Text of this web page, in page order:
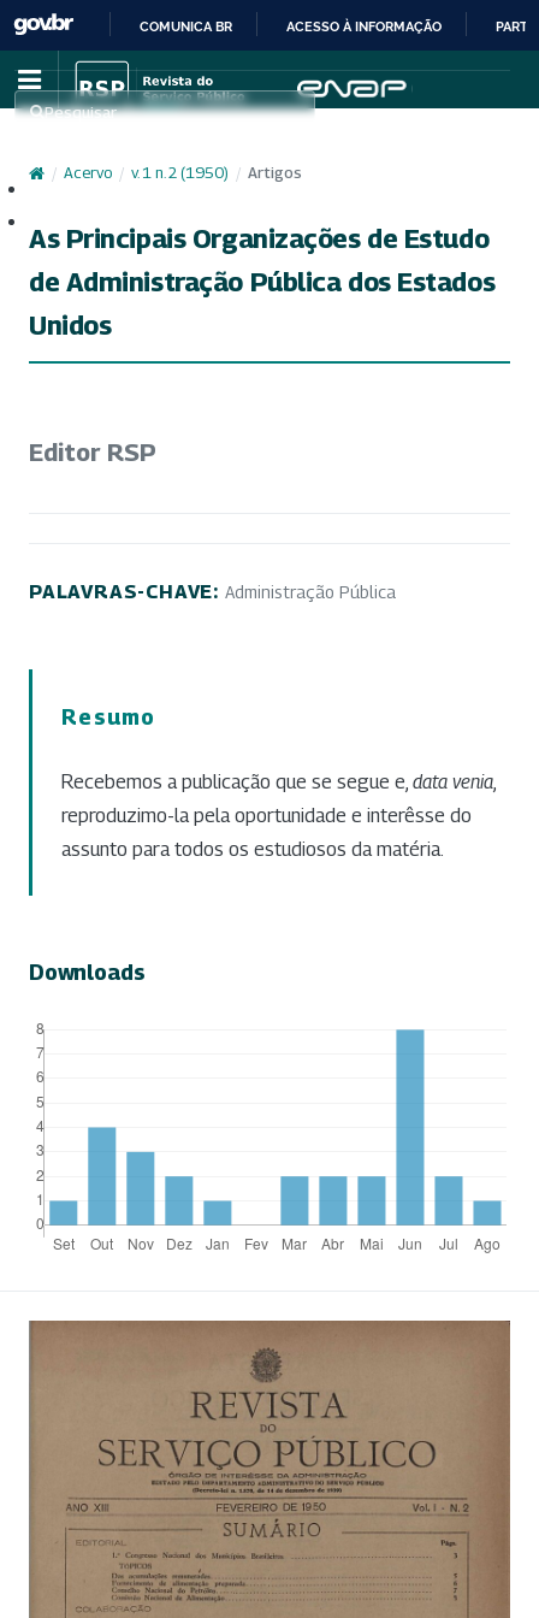
IR
PARA
CONTEÚDO
COMUNICA BR ACESSO À INFORMAÇÃO
Pesquisar
/ Acervo / v. 1 n. 2 (1950) / Artigos
As Principais Organizações de Estudo
de Administração Pública dos Estados
Unidos
Editor RSP
PALAVRAS-CHAVE: Administração Pública
Resumo
Recebemos a publicação que se segue e, data venia
reproduzimo-la pela oportunidade e interêsse do
assunto para todos os estudiosos da matéria.
Downloads